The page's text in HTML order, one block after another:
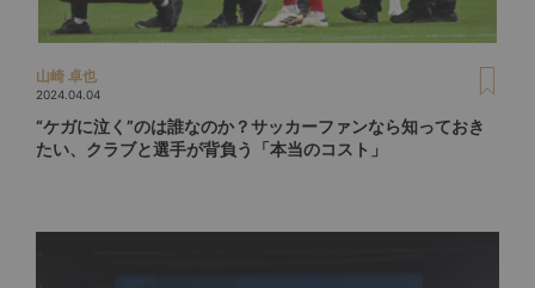
山崎 卓也
2024.04.04
“ケガに泣く”のは誰なのか？サッカーファンなら知っておき
たい、クラブと選手が背負う「本当のコスト」